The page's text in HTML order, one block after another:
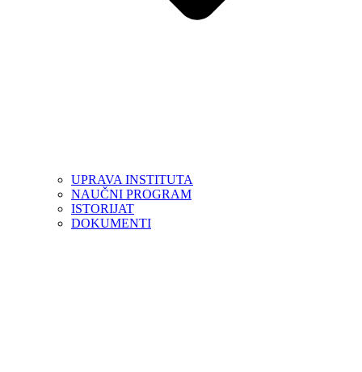
UPRAVA INSTITUTA
NAUČNI PROGRAM
ISTORIJAT
DOKUMENTI